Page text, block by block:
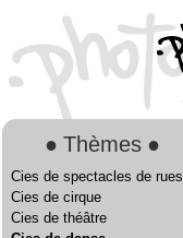
● Thèmes ●
Cies de spectacles de rues
Cies de cirque
Cies de théâtre